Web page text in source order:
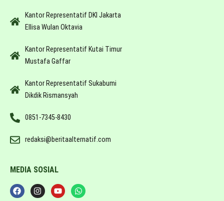
Kantor Representatif DKI Jakarta
Ellisa Wulan Oktavia
Kantor Representatif Kutai Timur
Mustafa Gaffar
Kantor Representatif Sukabumi
Dikdik Rismansyah
0851-7345-8430
redaksi@beritaalternatif.com
MEDIA SOSIAL